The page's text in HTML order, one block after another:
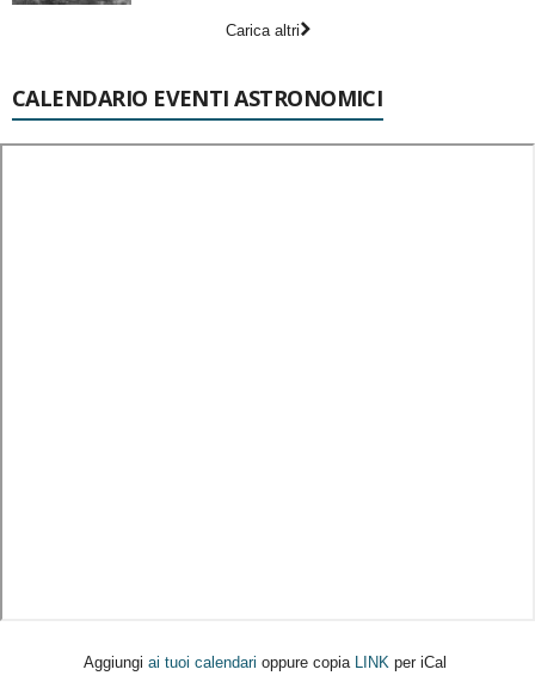
Carica altri
CALENDARIO EVENTI ASTRONOMICI
Aggiungi ai tuoi calendari oppure copia LINK per iCal